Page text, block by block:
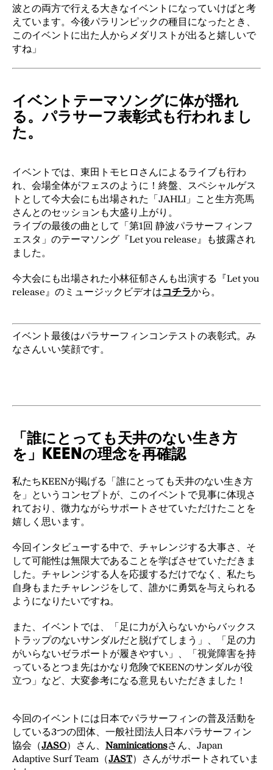
波との両方で行える大きなイベントになっていけばと考
えています。今後パラリンピックの種目になったとき、
このイベントに出た人からメダリストが出ると嬉しいで
すね」
イベントテーマソングに体が揺れ
る。パラサーフ表彰式も行われまし
た。
イベントでは、東田トモヒロさんによるライブも行わ
れ、会場全体がフェスのように！終盤、スペシャルゲス
トとして今大会にも出場された「JAHLI」こと生方亮馬
さんとのセッションも大盛り上がり。
ライブの最後の曲として「第1回 静波パラサーフィンフ
ェスタ」のテーマソング『Let you release』も披露され
ました。
今大会にも出場された小林征郁さんも出演する『Let you
release』のミュージックビデオはコチラから。
イベント最後はパラサーフィンコンテストの表彰式。み
なさんいい笑顔です。
「誰にとっても天井のない生き方
を」KEENの理念を再確認
私たちKEENが掲げる「誰にとっても天井のない生き方
を」というコンセプトが、このイベントで見事に体現さ
れており、微力ながらサポートさせていただけたことを
嬉しく思います。
今回インタビューする中で、チャレンジする大事さ、そ
して可能性は無限大であることを学ばさせていただきま
した。チャレンジする人を応援するだけでなく、私たち
自身もまたチャレンジをして、誰かに勇気を与えられる
ようになりたいですね。
また、イベントでは、「足に力が入らないからバックス
トラップのないサンダルだと脱げてしまう」、「足の力
がいらないゼラポートが履きやすい」、「視覚障害を持
っているとつま先はかなり危険でKEENのサンダルが役
立つ」など、大変参考になる意見もいただきました！
今回のイベントには日本でパラサーフィンの普及活動を
している3つの団体、一般社団法人日本パラサーフィン
協会（JASO）さん、 Naminicationsさん、Japan
Adaptive Surf Team（JAST）さんがサポートされていま